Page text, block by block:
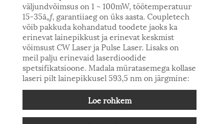
väljundvõimsus on 1 ~ 100mW, töötemperatuur
15-35â„ƒ, garantiiaeg on üks aasta. Coupletech
võib pakkuda kohandatud toodete jaoks ka
erinevat lainepikkust ja erinevat keskmist
võimsust CW Laser ja Pulse Laser. Lisaks on
meil palju erinevaid laserdioodide
spetsifikatsioone. Madala müratasemega kollase
laseri pilt lainepikkusel 593,5 nm on järgmine:
Loe rohkem